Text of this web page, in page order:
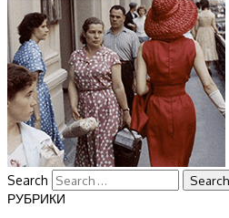
Search
РУБРИКИ